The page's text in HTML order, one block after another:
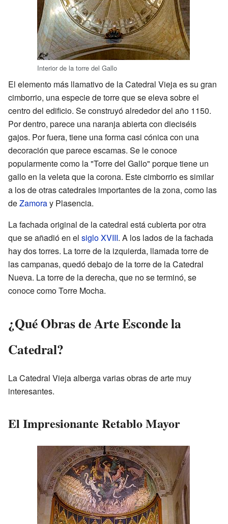
Interior de la torre del Gallo
El elemento más llamativo de la Catedral Vieja es su gran
cimborrio, una especie de torre que se eleva sobre el
centro del edificio. Se construyó alrededor del año 1150.
Por dentro, parece una naranja abierta con dieciséis
gajos. Por fuera, tiene una forma casi cónica con una
decoración que parece escamas. Se le conoce
popularmente como la "Torre del Gallo" porque tiene un
gallo en la veleta que la corona. Este cimborrio es similar
a los de otras catedrales importantes de la zona, como las
deZamoray Plasencia.
La fachada original de la catedral está cubierta por otra
que se añadió en el siglo XVIII. A los lados de la fachada
hay dos torres. La torre de la izquierda, llamada torre de
las campanas, quedó debajo de la torre de la Catedral
Nueva. La torre de la derecha, que no se terminó, se
conoce como Torre Mocha.
¿Qué Obras de Arte Esconde la
Catedral?
La Catedral Vieja alberga varias obras de arte muy
interesantes.
El Impresionante Retablo Mayor